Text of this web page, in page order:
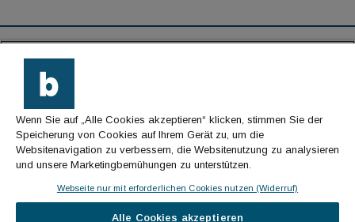
Kontakt
Impressum
Datenschutz
Wenn Sie auf „Alle Cookies akzeptieren“ klicken, stimmen Sie der
Speicherung von Cookies auf Ihrem Gerät zu, um die
Websitenavigation zu verbessern, die Websitenutzung zu analysieren
und unsere Marketingbemühungen zu unterstützen.
Webseite nur mit erforderlichen Cookies nutzen (Widerruf)
Alle Cookies akzeptieren